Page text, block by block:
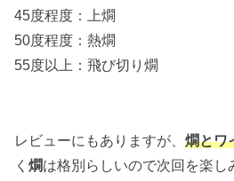
45度程度：上燗
50度程度：熱燗
55度以上：飛び切り燗
レビューにもありますが、 燗とワ
く 燗は格別らしいので次回を楽し